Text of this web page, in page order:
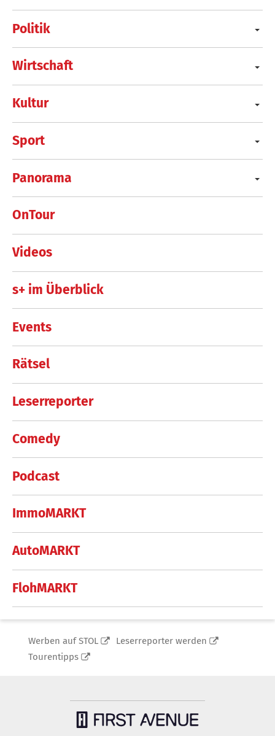
Politik
Wirtschaft
Kultur
Sport
Panorama
OnTour
Videos
s+ im Überblick
Events
Rätsel
Leserreporter
Comedy
Podcast
ImmoMARKT
AutoMARKT
FlohMARKT
Werben auf STOL
Leserreporter werden
Tourentipps